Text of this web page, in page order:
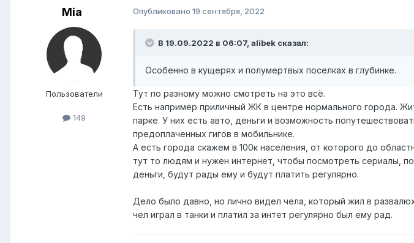
Mia
Пользователи
149
Опубликовано 19 сентября, 2022
В 19.09.2022 в 06:07, alibek сказал:
Особенно в кущерях и полумертвых поселках в глубинке.
Тут по разному можно смотреть на это всё.
Есть например приличный ЖК в центре нормального города.
парке. У них есть авто, деньги и возможность
предоплаченных гигов в мобильнике.
А есть города скажем в 100к населения, от которого до
тут то людям и нужен интернет, чтобы посмотреть сериалы,
деньги, будут рады ему и будут платить регулярно.
Дело было давно, но лично видел чела, который жил в
чел играл в танки и платил за интет регулярно был ему рад.